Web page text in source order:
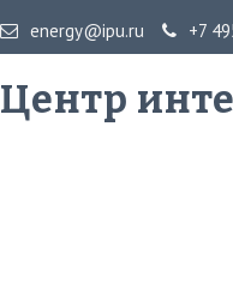
energy@ipu.ru +7
Центр